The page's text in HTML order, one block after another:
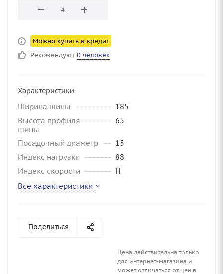
Можно купить в кредит
Рекомендуют 0 человек
Характеристики
Ширина шины
185
Высота профиля
шины
65
Посадочный диаметр
15
Индекс нагрузки
88
Индекс скорости
H
Все характеристики
Поделиться
Цена действительна только
для интернет-магазина и
может отличаться от цен в